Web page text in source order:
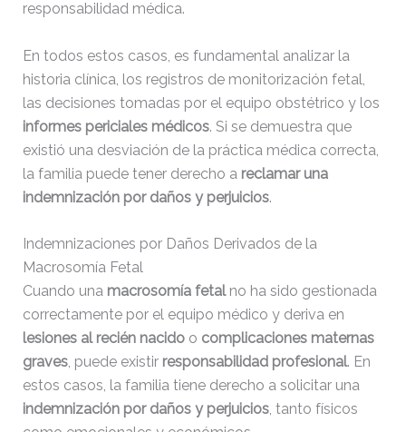
responsabilidad médica.
En todos estos casos, es fundamental analizar la
historia clínica, los registros de monitorización fetal,
las decisiones tomadas por el equipo obstétrico y los
informes periciales médicos. Si se demuestra que
existió una desviación de la práctica médica correcta,
la familia puede tener derecho a reclamar una
indemnización por daños y perjuicios.
Indemnizaciones por Daños Derivados de la
Macrosomía Fetal
Cuando una macrosomía fetalno ha sido gestionada
correctamente por el equipo médico y deriva en
lesiones al recién nacidoo complicaciones maternas
graves, puede existir responsabilidad profesional. En
estos casos, la familia tiene derecho a solicitar una
indemnización por daños y perjuicios, tanto físicos